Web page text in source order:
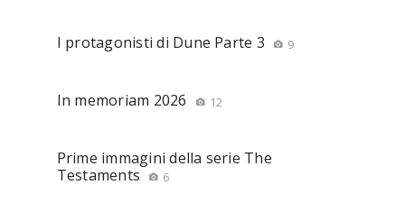
I protagonisti di Dune Parte 3 9
In memoriam 2026 12
Prime immagini della serie The
Testaments
6